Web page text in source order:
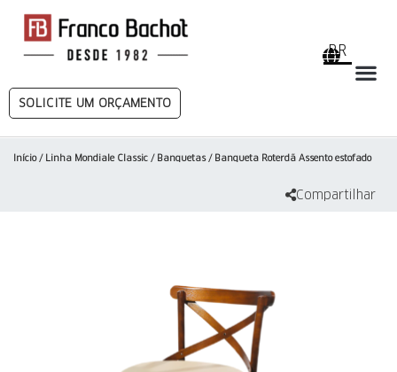
SOLICITE UM ORÇAMENTO
BR
Início/ Linha Mondiale Classic / Banquetas/ Banqueta Roterdã Assento estofado
Compartilhar